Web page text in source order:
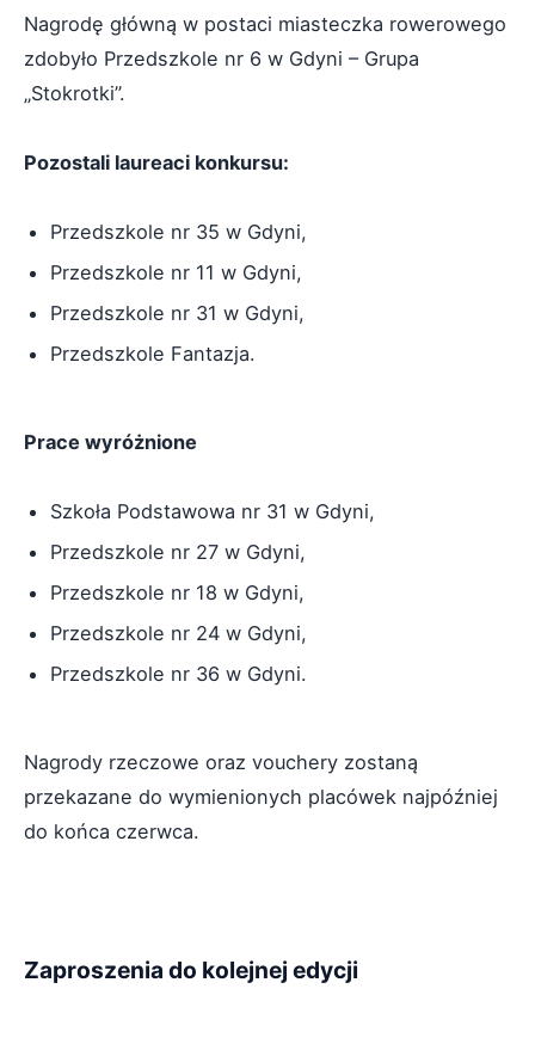
Nagrodę główną w postaci miasteczka rowerowego
zdobyło Przedszkole nr 6 w Gdyni – Grupa
„Stokrotki”.
Pozostali laureaci konkursu:
Przedszkole nr 35 w Gdyni,
Przedszkole nr 11 w Gdyni,
Przedszkole nr 31 w Gdyni,
Przedszkole Fantazja.
Prace wyróżnione
Szkoła Podstawowa nr 31 w Gdyni,
Przedszkole nr 27 w Gdyni,
Przedszkole nr 18 w Gdyni,
Przedszkole nr 24 w Gdyni,
Przedszkole nr 36 w Gdyni.
Nagrody rzeczowe oraz vouchery zostaną
przekazane do wymienionych placówek najpóźniej
do końca czerwca.
Zaproszenia do kolejnej edycji